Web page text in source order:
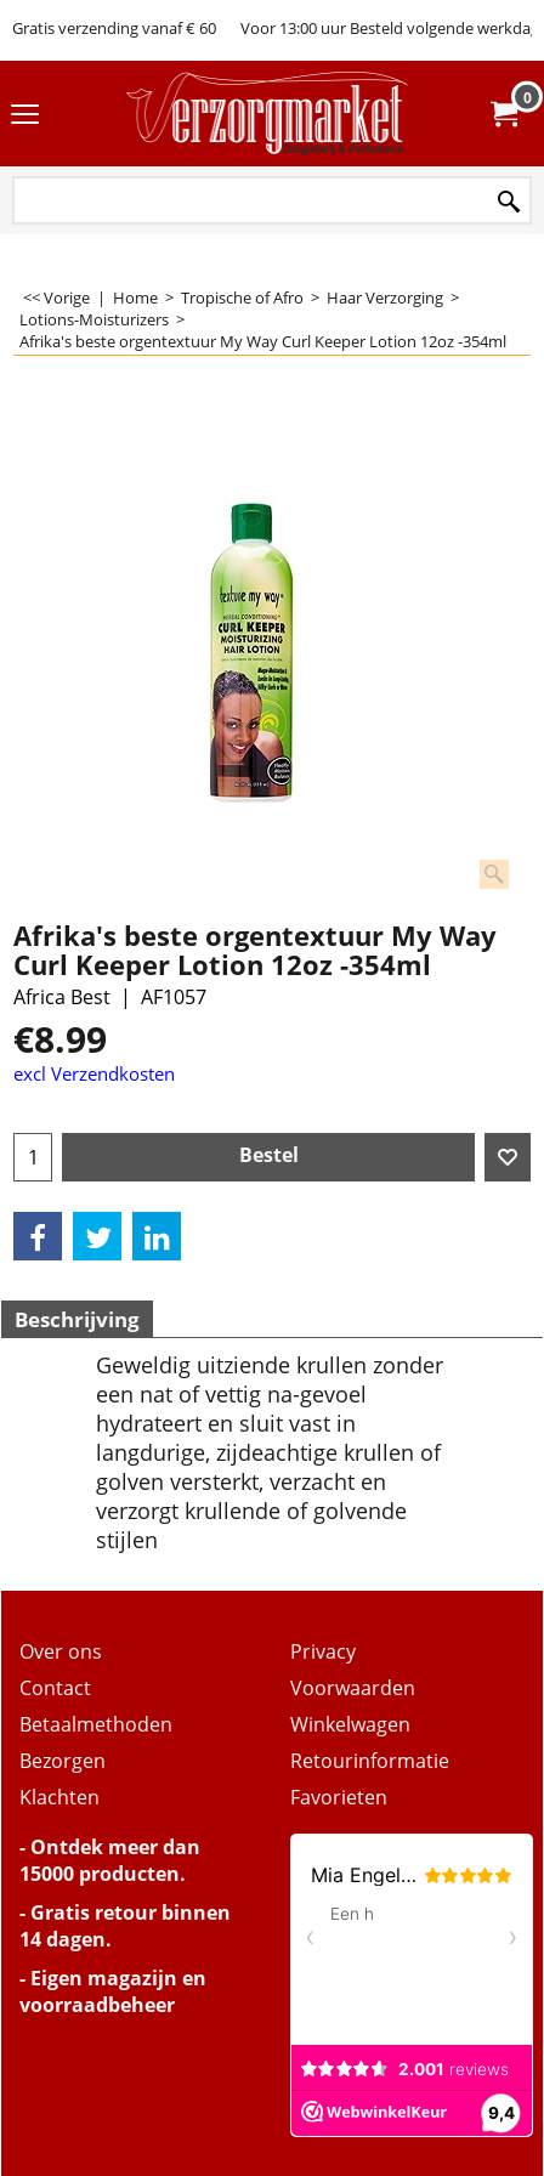
Gratis verzending vanaf € 60 Voor 13:00 uur Besteld volgende werkdag
0
<< Vorige | Home > Tropische of Afro > Haar Verzorging >
Lotions-Moisturizers >
Afrika's beste orgentextuur My Way Curl Keeper Lotion 12oz -354ml
Afrika's beste orgentextuur My Way
Curl Keeper Lotion 12oz -354ml
Africa Best AF1057
€8.99
excl Verzendkosten
Bestel
Beschrijving
Geweldig uitziende krullen zonder
een nat of vettig na-gevoel
hydrateert en sluit vast in
langdurige, zijdeachtige krullen of
golven versterkt, verzacht en
verzorgt krullende of golvende
stijlen
Over ons
Contact
Betaalmethoden
Bezorgen
Klachten
Privacy
Voorwaarden
Winkelwagen
Retourinformatie
Favorieten
- Ontdek meer dan
15000 producten.
- Gratis retour binnen
14 dagen.
- Eigen magazijn en
voorraadbeheer